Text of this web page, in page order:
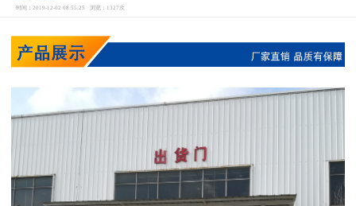
时间：2019-12-02 08:55:25 浏览：1327次